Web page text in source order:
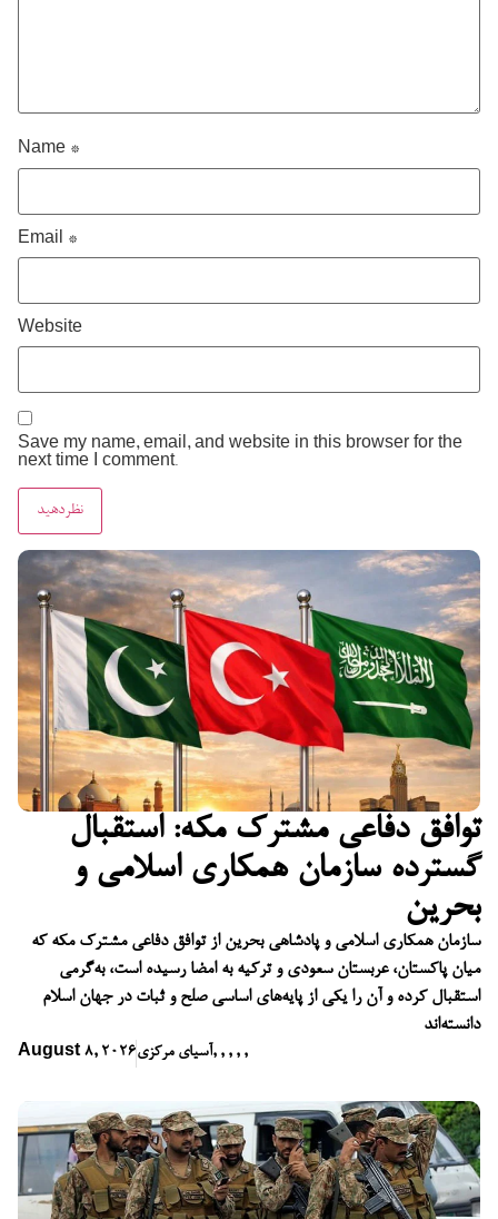
توافق دفاعی مشترک مکه: استقبال
گسترده سازمان همکاری اسلامی و
بحرین
سازمان همکاری اسلامی و پادشاهی بحرین از توافق دفاعی مشترک مکه که
میان پاکستان، عربستان سعودی و ترکیه به امضا رسیده است، به‌گرمی
استقبال کرده و آن را یکی از پایه‌های اساسی صلح و ثبات در جهان اسلام
دانسته‌اند
August 8, 2026آسیای مرکزی, , , , ,
Name *
Email *
Website
Save my name, email, and website in this browser for the
next time I comment.